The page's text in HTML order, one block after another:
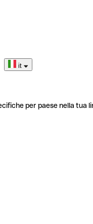
it
per paese nella tua